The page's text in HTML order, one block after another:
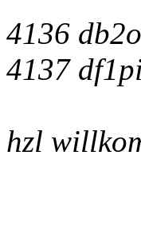
4136
4137
hzl